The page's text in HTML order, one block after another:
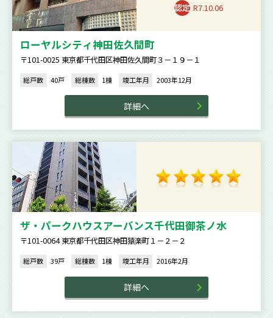
R7.10.06
ローヤルシティ神田佐久間町
〒101-0025 東京都千代田区神田佐久間町３－１９－１
総戸数 40戸 総棟数 1棟 竣工年月 2003年12月
詳細へ
ザ・パークハウスアーバンス千代田御茶ノ水
〒101-0064 東京都千代田区神田猿楽町１－２－２
総戸数 39戸 総棟数 1棟 竣工年月 2016年2月
詳細へ